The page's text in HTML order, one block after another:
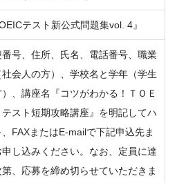
テスト新公式問題集vol. 4』
番号、住所、氏名、電話番号、職業
会人の方）、学校名と学年（学生
、講座名『コツがわかる！ＴＯＥ
テスト短期攻略講座』を明記してハ
、FAXまたはE-mailで下記申込先ま
申し込みください。なお、定員に達
第、応募を締め切らせていただきま